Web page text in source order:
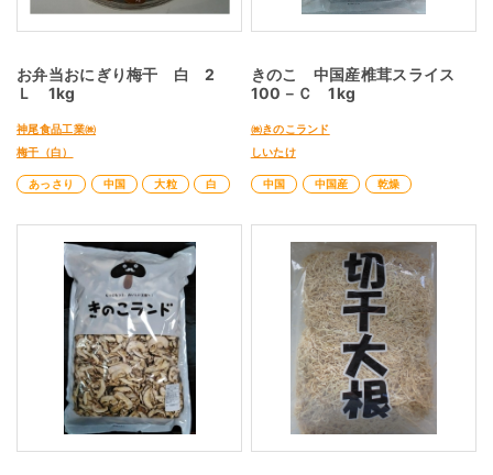
お弁当おにぎり梅干 白 2
Ｌ 1kg
神尾食品工業㈱
梅干（白）
あっさり 中国 大粒 白
きのこ 中国産椎茸スライス
100－Ｃ 1kg
㈱きのこランド
しいたけ
中国 中国産 乾燥